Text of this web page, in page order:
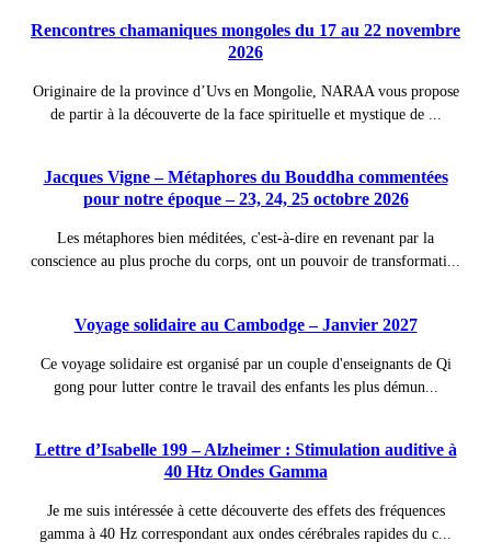
Rencontres chamaniques mongoles du 17 au 22 novembre
2026
Originaire de la province d’Uvs en Mongolie, NARAA vous propose
de partir à la découverte de la face spirituelle et mystique de ...
Jacques Vigne – Métaphores du Bouddha commentées
pour notre époque – 23, 24, 25 octobre 2026
Les métaphores bien méditées, c'est-à-dire en revenant par la
conscience au plus proche du corps, ont un pouvoir de transformati...
Voyage solidaire au Cambodge – Janvier 2027
Ce voyage solidaire est organisé par un couple d'enseignants de Qi
gong pour lutter contre le travail des enfants les plus démun...
Lettre d’Isabelle 199 – Alzheimer : Stimulation auditive à
40 Htz Ondes Gamma
Je me suis intéressée à cette découverte des effets des fréquences
gamma à 40 Hz correspondant aux ondes cérébrales rapides du c...